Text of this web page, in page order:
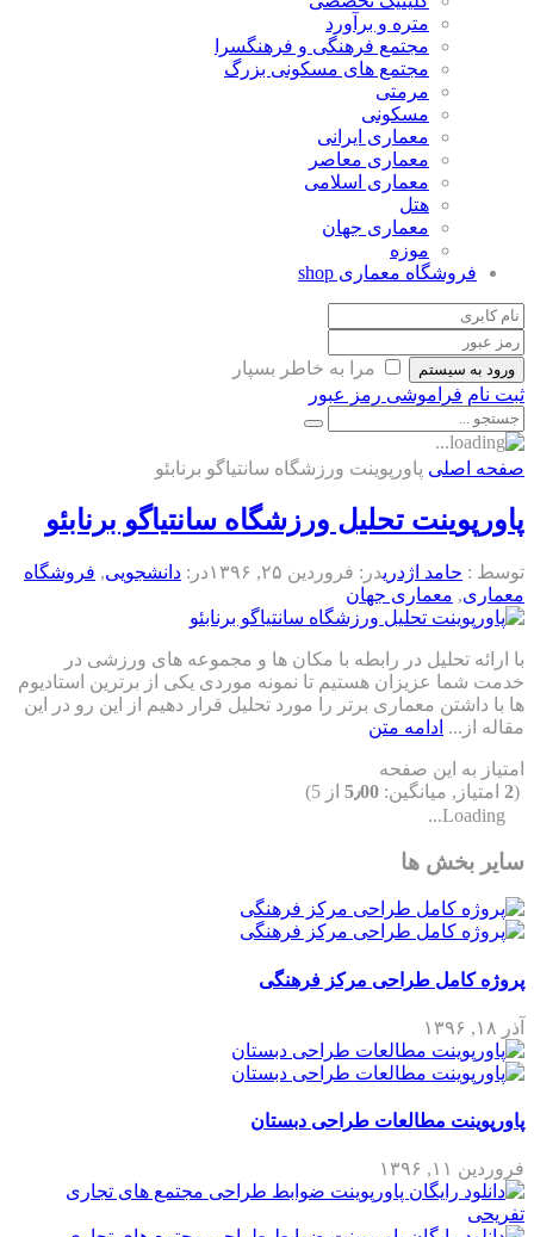
متره و برآورد
مجتمع فرهنگی و فرهنگسرا
مجتمع های مسکونی بزرگ
مرمتی
مسکونی
معماری ایرانی
معماری معاصر
معماری اسلامی
هتل
معماری جهان
موزه
فروشگاه معماری shop
ورود به سیستم
مرا به خاطر بسپار
ثبت نام فراموشی رمز عبور
صفحه اصلی پاورپوینت ورزشگاه سانتیاگو برنابئو
پاورپوینت تحلیل ورزشگاه سانتیاگو برنابئو
توسط : حامد اژدریدر: فروردین ۲۵, ۱۳۹۶ در: دانشجویی, فروشگاه
معماری, معماری جهان
با ارائه تحلیل در رابطه با مکان ها و مجموعه های ورزشی در
خدمت شما عزیزان هستیم تا نمونه موردی یکی از برترین استادیوم
ها با داشتن معماری برتر را مورد تحلیل قرار دهیم از این رو در این
مقاله از... ادامه متن
امتیاز به این صفحه
(
2 امتیاز, میانگین: 5٫00 از 5)
Loading...
سایر بخش ها
پروژه کامل طراحی مرکز فرهنگی
آذر ۱۸, ۱۳۹۶
پاورپوینت مطالعات طراحی دبستان
فروردین ۱۱, ۱۳۹۶